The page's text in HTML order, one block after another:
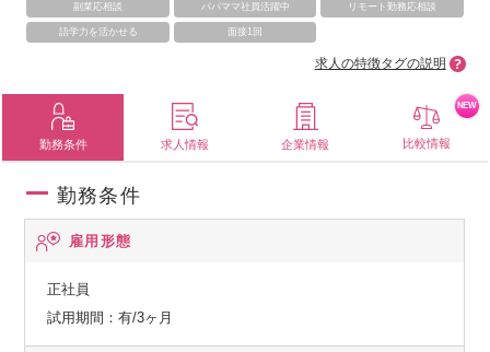
副業応相談 パパママ社員活躍中 リモート勤務応相談
語学力を活かせる 面接1回
求人の特徴タグの説明
勤務条件 求人情報 企業情報 比較情報
NEW
勤務条件
雇用形態
正社員
試用期間：有/3ヶ月